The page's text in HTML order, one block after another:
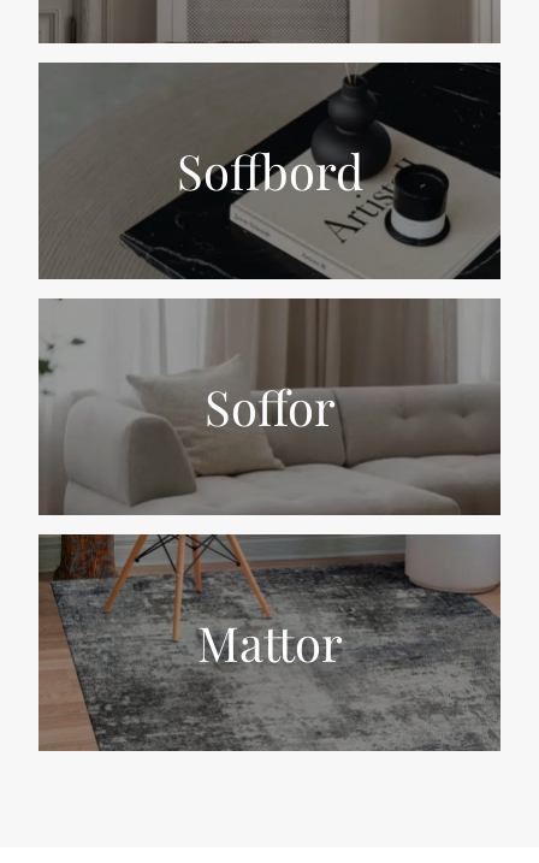
Soffbord
Soffor
Mattor